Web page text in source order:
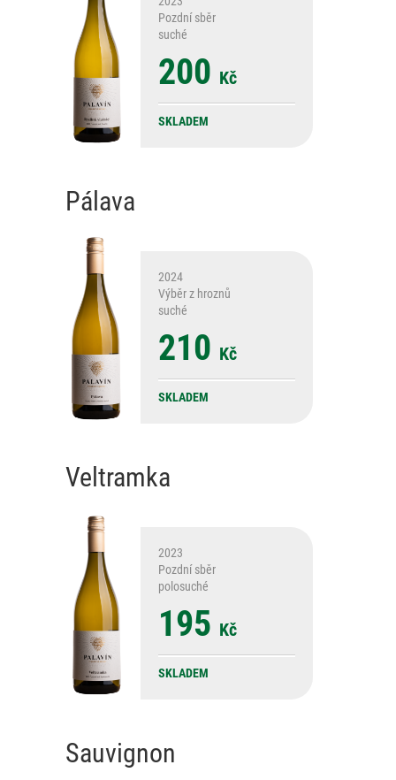
Pozdní sběr
suché
200 Kč
SKLADEM
Pálava
2024
Výběr z hroznů
suché
210 Kč
SKLADEM
Veltramka
2023
Pozdní sběr
polosuché
195 Kč
SKLADEM
Sauvignon